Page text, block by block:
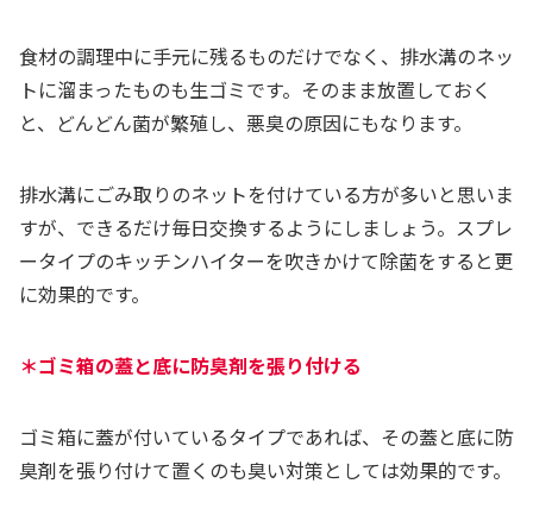
食材の調理中に手元に残るものだけでなく、排水溝のネッ
トに溜まったものも生ゴミです。そのまま放置しておく
と、どんどん菌が繁殖し、悪臭の原因にもなります。
排水溝にごみ取りのネットを付けている方が多いと思いま
すが、できるだけ毎日交換するようにしましょう。スプレ
ータイプのキッチンハイターを吹きかけて除菌をすると更
に効果的です。
＊ゴミ箱の蓋と底に防臭剤を張り付ける
ゴミ箱に蓋が付いているタイプであれば、その蓋と底に防
臭剤を張り付けて置くのも臭い対策としては効果的です。